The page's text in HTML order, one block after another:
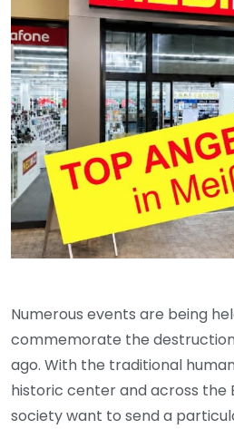
Numerous events are being
commemorate the
ago. With the traditional
historic center and across the
society want to send a